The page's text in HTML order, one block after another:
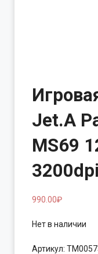
Jet.A
MS69
990.00₽
Нет в наличии
Артикул: